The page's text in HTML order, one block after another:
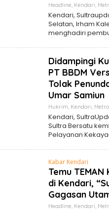
Headline, Kendari,
Kendari,
Selatan, Irham
menghadiri
Didampingi
PT BBDM
Tolak
Umar Samiun
Hukrim, Kendari, Metro
Kendari,
Sultra Bersatu
Pelayanan
Kabar Kendari
Temu
di Kendari,
Gagasan
Headline, Kendari,